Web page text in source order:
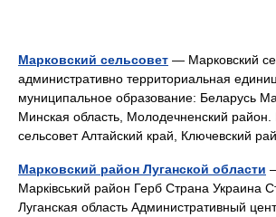
Марковский сельсовет — Марковский
административно территориальная
муниципальное образование: Беларусь
Минская область, Молодечненский район.
сельсовет Алтайский край, Ключевский
Марковский район Луганской области
Марківський район Герб Страна Украина
Луганская область Административный